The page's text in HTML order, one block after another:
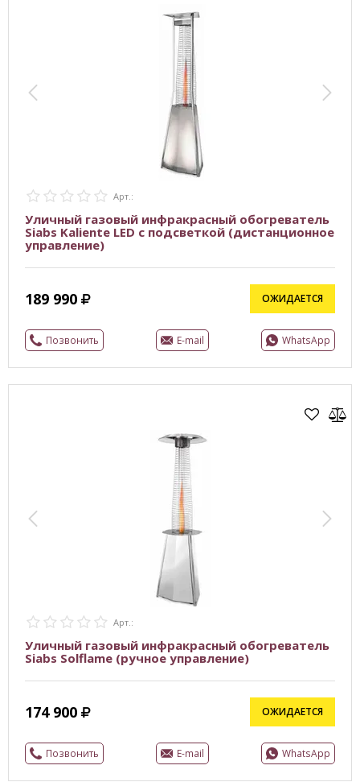
Арт.:
Уличный газовый инфракрасный обогреватель
Siabs Kaliente LED с подсветкой (дистанционное
управление)
189 990 ОЖИДАЕТСЯ
Позвонить E-mail WhatsApp
Арт.:
Уличный газовый инфракрасный обогреватель
Siabs Solflame (ручное управление)
174 900 ОЖИДАЕТСЯ
Позвонить E-mail WhatsApp